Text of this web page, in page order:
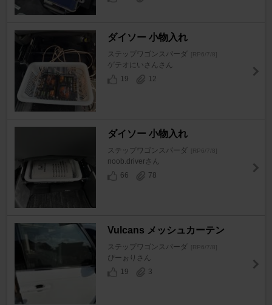
ダイソー 小物入れ
ステップワゴンスパーダ [RP6/7/8]
ゲテオにいさんさん
19
12
ダイソー 小物入れ
ステップワゴンスパーダ [RP6/7/8]
noob.driverさん
66
78
Vulcans メッシュカーテン
ステップワゴンスパーダ [RP6/7/8]
ぴーぉりさん
19
3